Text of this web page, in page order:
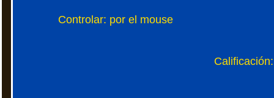
Controlar: por el mouse